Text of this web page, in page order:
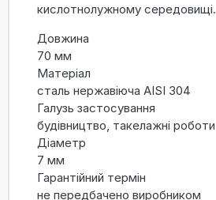
кислотнолужному середовищі.
Довжина
70 мм
Матеріал
сталь нержавіюча AISI 304
Галузь застосування
будівництво, такелажні роботи
Діаметр
7 мм
Гарантійний термін
не передбачено виробником